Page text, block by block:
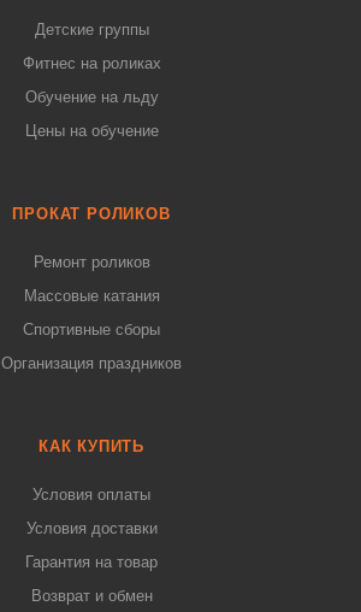
Детские группы
Фитнес на роликах
Обучение на льду
Цены на обучение
ПРОКАТ РОЛИКОВ
Ремонт роликов
Массовые катания
Спортивные сборы
Организация праздников
КАК КУПИТЬ
Условия оплаты
Условия доставки
Гарантия на товар
Возврат и обмен